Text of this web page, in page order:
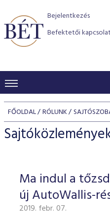
Bejelentkezés
Befektetői
KERESKEDÉSI ADATOK
INDEXEK
Jelzáloglevél indexek
Vállalati kötvény
Azonnali Piac
Részvények
Származékos piac
BEFEKTETŐK
Részvény szekció
Hitelpapír szekció
BÉT szabályzatok
Befektetővédelem
Alkalmazott díjstruktúra
Elszámolás
Részvény és vállalati
program
BÉT Xtend - Részvénypiac
TŐZSDETAGOK
Tőzsdetagok, üzletkötők
VENDOROK
FŐOLDAL RÓLUNK
Ma indul a
új AutoWallis-
2019. febr. 07.